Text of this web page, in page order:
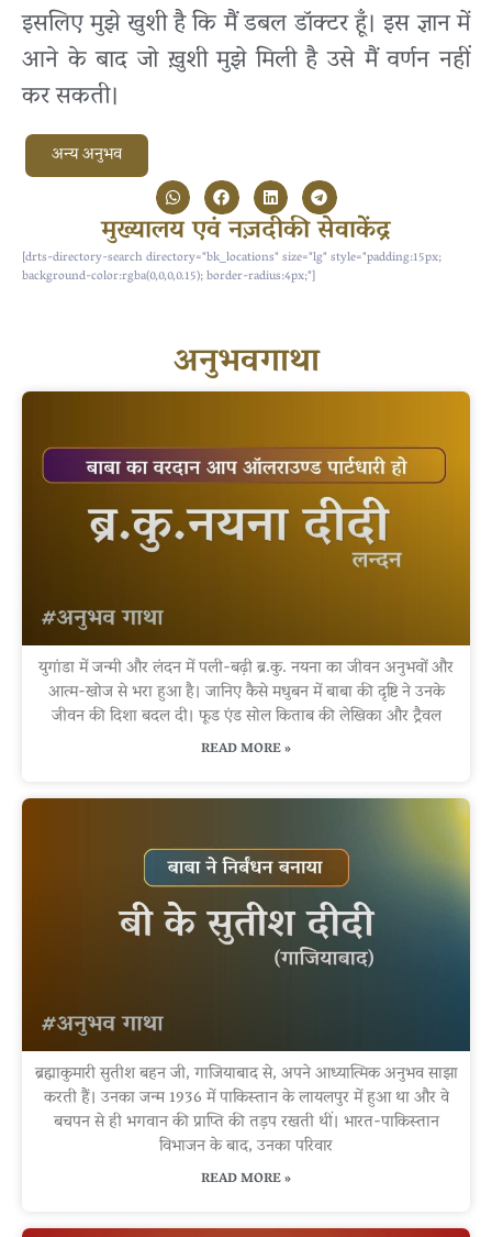
इसलिए मुझे खुशी है कि मैं डबल डॉक्टर हूँ। इस ज्ञान में
आने के बाद जो ख़ुशी मुझे मिली है उसे मैं वर्णन नहीं
कर सकती।
अन्य अनुभव
मुख्यालय एवं नज़दीकी सेवाकेंद्र
[drts-directory-search directory="bk_locations" size="lg" style="padding:15px;
background-color:rgba(0,0,0,0.15); border-radius:4px;"]
अनुभवगाथा
युगांडा में जन्मी और लंदन में पली-बढ़ी ब्र.कु. नयना का जीवन अनुभवों और
आत्म-खोज से भरा हुआ है। जानिए कैसे मधुबन में बाबा की दृष्टि ने उनके
जीवन की दिशा बदल दी। फूड एंड सोल किताब की लेखिका और ट्रैवल
READ MORE »
ब्रह्माकुमारी सुतीश बहन जी, गाजियाबाद से, अपने आध्यात्मिक अनुभव साझा
करती हैं। उनका जन्म 1936 में पाकिस्तान के लायलपुर में हुआ था और वे
बचपन से ही भगवान की प्राप्ति की तड़प रखती थीं। भारत-पाकिस्तान
विभाजन के बाद, उनका परिवार
READ MORE »